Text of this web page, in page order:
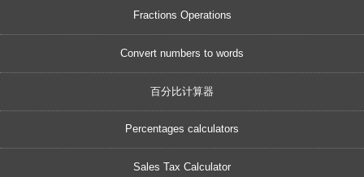
Fractions Operations
Convert numbers to words
百分比计算器
Percentages calculators
Sales Tax Calculator